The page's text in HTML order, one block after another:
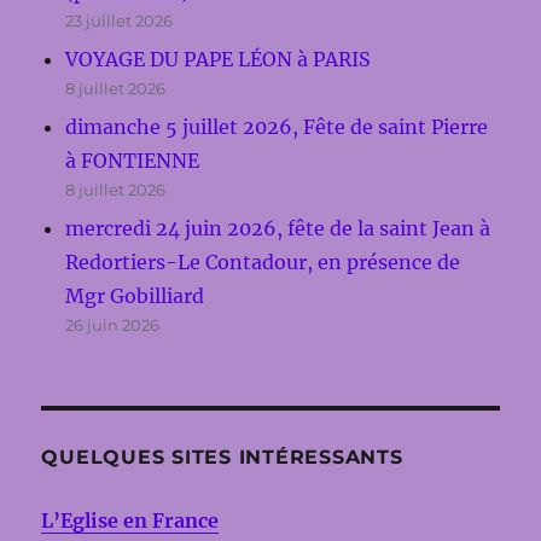
23 juillet 2026
VOYAGE DU PAPE LÉON à PARIS
8 juillet 2026
dimanche 5 juillet 2026, Fête de saint Pierre
à FONTIENNE
8 juillet 2026
mercredi 24 juin 2026, fête de la saint Jean à
Redortiers-Le Contadour, en présence de
Mgr Gobilliard
26 juin 2026
QUELQUES SITES INTÉRESSANTS
L’Eglise en France